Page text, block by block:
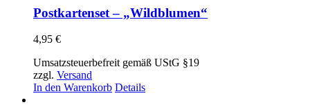
Postkartenset – „Wildblumen“
4,95 €
Umsatzsteuerbefreit gemäß UStG §19
zzgl. Versand
In den Warenkorb Details